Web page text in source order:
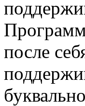
после